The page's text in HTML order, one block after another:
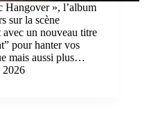
Hangover », l’album
sur la scène
un nouveau titre
pour hanter vos
mais aussi plus…
2026